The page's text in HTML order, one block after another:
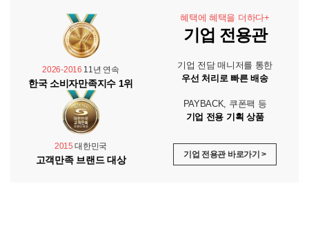
2026-2016 11년 연속
한국 소비자만족지수 1위
2015 대한민국
고객만족 브랜드 대상
혜택에 혜택을 더하다+
기업 전용관
기업 전담 매니저를 통한
우선 처리로 빠른 배송
PAYBACK, 쿠폰팩 등
기업 전용 기획 상품
기업 전용관 바로가기 >